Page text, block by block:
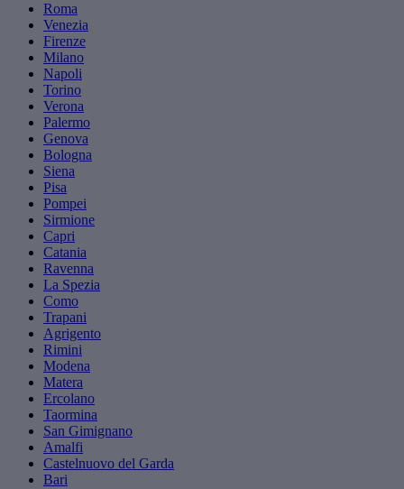
Roma
Venezia
Firenze
Milano
Napoli
Torino
Verona
Palermo
Genova
Bologna
Siena
Pisa
Pompei
Sirmione
Capri
Catania
Ravenna
La Spezia
Como
Trapani
Agrigento
Rimini
Modena
Matera
Ercolano
Taormina
San Gimignano
Amalfi
Castelnuovo del Garda
Bari